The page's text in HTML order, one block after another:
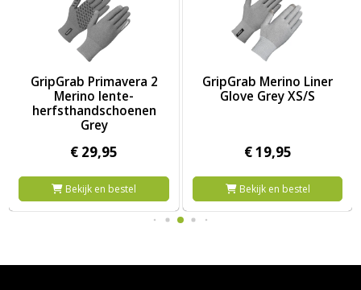
GripGrab Primavera 2
Merino lente-
herfsthandschoenen
Grey
€ 29,95
Bekijk en bestel
GripGrab Merino Liner
Glove Grey XS/S
€19,95
Bekijk en bestel